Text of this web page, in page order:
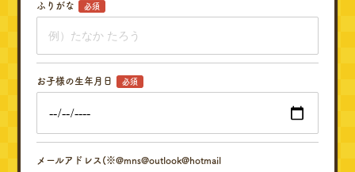
ふりがな 必須
お子様の生年月日 必須
メールアドレス(※@mns@outlook@hotmail